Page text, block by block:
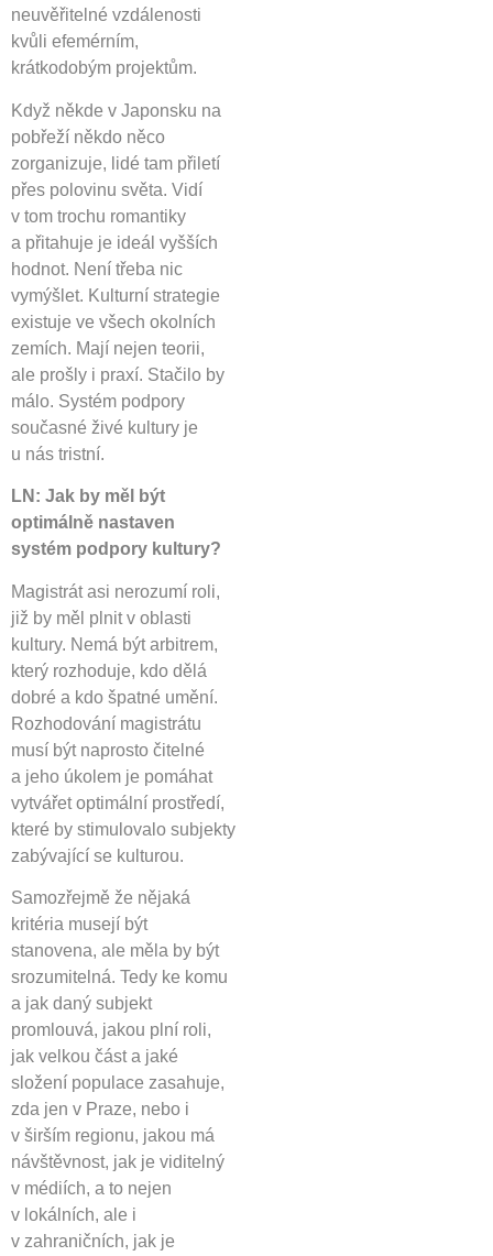
neuvěřitelné vzdálenosti
kvůli efemérním,
krátkodobým projektům.
Když někde v Japonsku na
pobřeží někdo něco
zorganizuje, lidé tam přiletí
přes polovinu světa. Vidí
v tom trochu romantiky
a přitahuje je ideál vyšších
hodnot. Není třeba nic
vymýšlet. Kulturní strategie
existuje ve všech okolních
zemích. Mají nejen teorii,
ale prošly i praxí. Stačilo by
málo. Systém podpory
současné živé kultury je
u nás tristní.
LN: Jak by měl být
optimálně nastaven
systém podpory kultury?
Magistrát asi nerozumí roli,
již by měl plnit v oblasti
kultury. Nemá být arbitrem,
který rozhoduje, kdo dělá
dobré a kdo špatné umění.
Rozhodování magistrátu
musí být naprosto čitelné
a jeho úkolem je pomáhat
vytvářet optimální prostředí,
které by stimulovalo subjekty
zabývající se kulturou.
Samozřejmě že nějaká
kritéria musejí být
stanovena, ale měla by být
srozumitelná. Tedy ke komu
a jak daný subjekt
promlouvá, jakou plní roli,
jak velkou část a jaké
složení populace zasahuje,
zda jen v Praze, nebo i
v širším regionu, jakou má
návštěvnost, jak je viditelný
v médiích, a to nejen
v lokálních, ale i
v zahraničních, jak je